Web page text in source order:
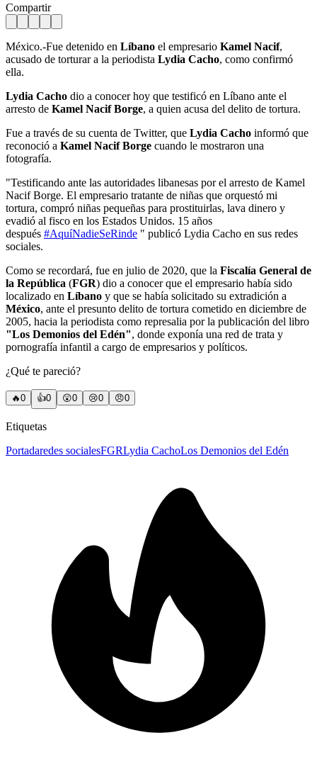
Compartir
México.-Fue detenido en Líbano el empresario Kamel Nacif,
acusado de torturar a la periodista Lydia Cacho, como confirmó
ella.
Lydia Cacho dio a conocer hoy que testificó en Líbano ante el
arresto de Kamel Nacif Borge, a quien acusa del delito de tortura.
Fue a través de su cuenta de Twitter, que Lydia Cacho informó que
reconoció a Kamel Nacif Borge cuando le mostraron una
fotografía.
"Testificando ante las autoridades libanesas por el arresto de Kamel
Nacif Borge. El empresario tratante de niñas que orquestó mi
tortura, compró niñas pequeñas para prostituirlas, lava dinero y
evadió al fisco en los Estados Unidos. 15 años
después #AquíNadieSeRinde " publicó Lydia Cacho en sus redes
sociales.
Como se recordará, fue en julio de 2020, que la Fiscalía General de
la República (FGR) dio a conocer que el empresario había sido
localizado en Líbano y que se había solicitado su extradición a
México, ante el presunto delito de tortura cometido en diciembre de
2005, hacia la periodista como represalia por la publicación del libro
"Los Demonios del Edén", donde exponía una red de trata y
pornografía infantil a cargo de empresarios y políticos.
¿Qué te pareció?
🔥0 👍0 😲0 😢0 😠0
Etiquetas
Portadaredes socialesFGRLydia CachoLos Demonios del Edén